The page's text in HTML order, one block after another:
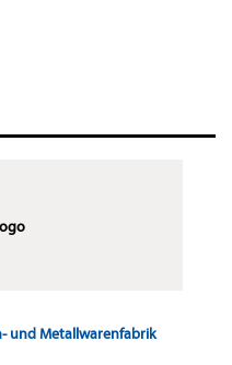
und Metallwarenfabrik